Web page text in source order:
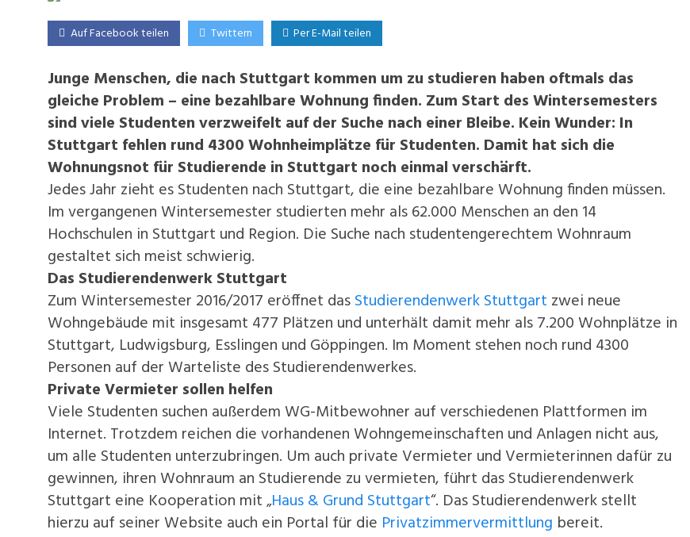
Auf Facebook teilen Twittern Per E-Mail teilen
Junge Menschen, die nach Stuttgart kommen um zu studieren haben oftmals das
gleiche Problem – eine bezahlbare Wohnung finden. Zum Start des Wintersemesters
sind viele Studenten verzweifelt auf der Suche nach einer Bleibe. Kein Wunder: In
Stuttgart fehlen rund 4300 Wohnheimplätze für Studenten. Damit hat sich die
Wohnungsnot für Studierende in Stuttgart noch einmal verschärft.
Jedes Jahr zieht es Studenten nach Stuttgart, die eine bezahlbare Wohnung finden müssen.
Im vergangenen Wintersemester studierten mehr als 62.000 Menschen an den 14
Hochschulen in Stuttgart und Region. Die Suche nach studentengerechtem Wohnraum
gestaltet sich meist schwierig.
Das Studierendenwerk Stuttgart
Zum Wintersemester 2016/2017 eröffnet dasStudierendenwerk Stuttgart zwei neue
Wohngebäude mit insgesamt 477 Plätzen und unterhält damit mehr als 7.200 Wohnplätze in
Stuttgart, Ludwigsburg, Esslingen und Göppingen. Im Moment stehen noch rund 4300
Personen auf der Warteliste des Studierendenwerkes.
Private Vermieter sollen helfen
Viele Studenten suchen außerdem WG-Mitbewohner auf verschiedenen Plattformen im
Internet. Trotzdem reichen die vorhandenen Wohngemeinschaften und Anlagen nicht aus,
um alle Studenten unterzubringen. Um auch private Vermieter und Vermieterinnen dafür zu
gewinnen, ihren Wohnraum an Studierende zu vermieten, führt das Studierendenwerk
Stuttgart eine Kooperation mit „Haus & Grund Stuttgart“. Das Studierendenwerk stellt
hierzu auf seiner Website auch ein Portal für die Privatzimmervermittlung bereit.